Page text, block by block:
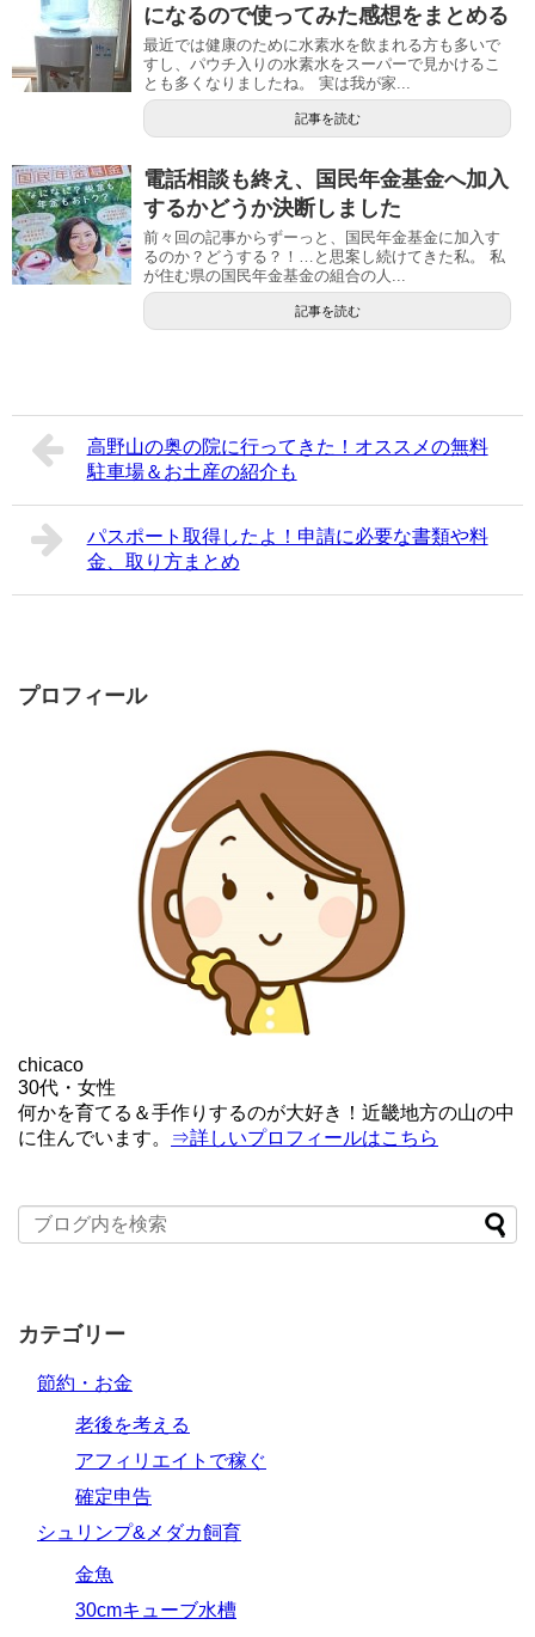
になるので使ってみた感想をまとめる
最近では健康のために水素水を飲まれる方も多いで
すし、パウチ入りの水素水をスーパーで見かけるこ
とも多くなりましたね。 実は我が家...
記事を読む
電話相談も終え、国民年金基金へ加入
するかどうか決断しました
前々回の記事からずーっと、国民年金基金に加入す
るのか？どうする？！…と思案し続けてきた私。 私
が住む県の国民年金基金の組合の人...
記事を読む
高野山の奥の院に行ってきた！オススメの無料
駐車場＆お土産の紹介も
パスポート取得したよ！申請に必要な書類や料
金、取り方まとめ
プロフィール
chicaco
30代・女性
何かを育てる＆手作りするのが大好き！近畿地方の山の中
に住んでいます。
⇒詳しいプロフィールはこちら
カテゴリー
節約・お金
老後を考える
アフィリエイトで稼ぐ
確定申告
シュリンプ&メダカ飼育
金魚
30cmキューブ水槽